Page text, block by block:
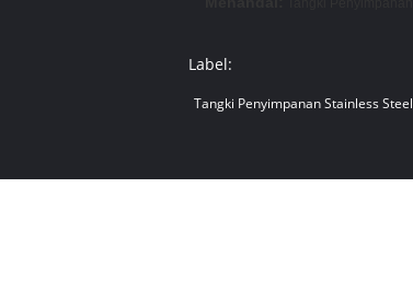
Label:
Tangki Penyimpanan Stainless Steel